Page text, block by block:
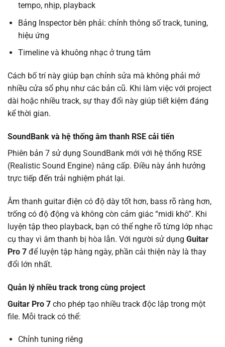
tempo, nhịp, playback
Bảng Inspector bên phải: chỉnh thông số track, tuning,
hiệu ứng
Timeline và khuông nhạc ở trung tâm
Cách bố trí này giúp bạn chỉnh sửa mà không phải mở
nhiều cửa sổ phụ như các bản cũ. Khi làm việc với project
dài hoặc nhiều track, sự thay đổi này giúp tiết kiệm đáng
kể thời gian.
SoundBank và hệ thống âm thanh RSE cải tiến
Phiên bản 7 sử dụng SoundBank mới với hệ thống RSE
(Realistic Sound Engine) nâng cấp. Điều này ảnh hưởng
trực tiếp đến trải nghiệm phát lại.
Âm thanh guitar điện có độ dày tốt hơn, bass rõ ràng hơn,
trống có độ động và không còn cảm giác “midi khô”. Khi
luyện tập theo playback, bạn có thể nghe rõ từng lớp nhạc
cụ thay vì âm thanh bị hòa lẫn. Với người sử dụng Guitar
Pro 7 để luyện tập hàng ngày, phần cải thiện này là thay
đổi lớn nhất.
Quản lý nhiều track trong cùng project
Guitar Pro 7 cho phép tạo nhiều track độc lập trong một
file. Mỗi track có thể:
Chỉnh tuning riêng